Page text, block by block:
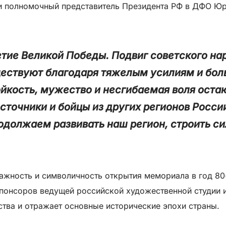
полномочный представитель Президента РФ в ДФО
Великой Победы. Подвиг советского
благодаря тяжелым усилиям и
мужество и несгибаемая воля
и бойцы из других регионов
развивать наш регион, строить
и символичность открытия мемориала в год
ведущей российской художественной
и отражает основные исторические эпохи страны.